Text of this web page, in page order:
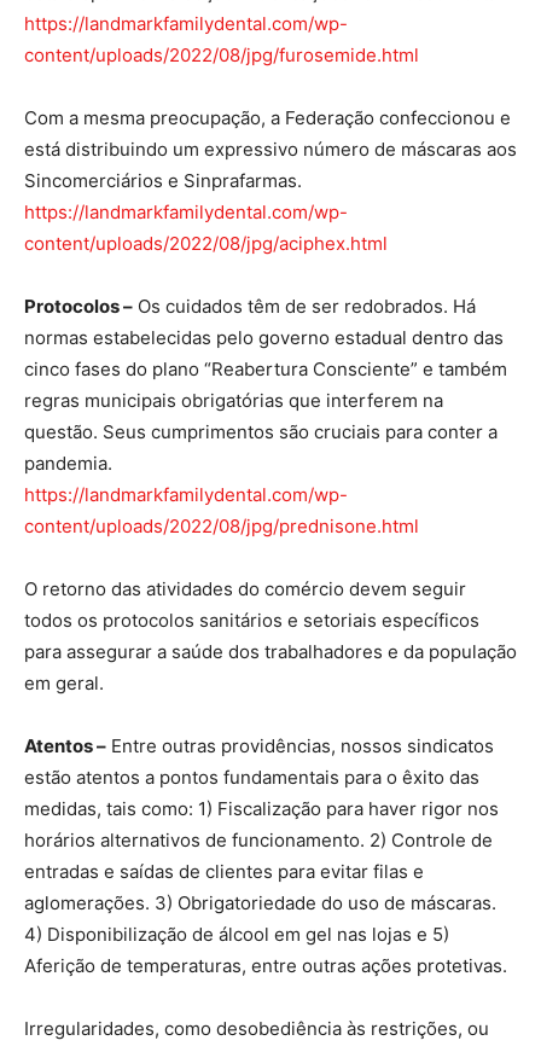
https://landmarkfamilydental.com/wp-
content/uploads/2022/08/jpg/furosemide.html
Com a mesma preocupação, a Federação confeccionou e
está distribuindo um expressivo número de máscaras aos
Sincomerciários e Sinprafarmas.
https://landmarkfamilydental.com/wp-
content/uploads/2022/08/jpg/aciphex.html
Protocolos – Os cuidados têm de ser redobrados. Há
normas estabelecidas pelo governo estadual dentro das
cinco fases do plano “Reabertura Consciente” e também
regras municipais obrigatórias que interferem na
questão. Seus cumprimentos são cruciais para conter a
pandemia.
https://landmarkfamilydental.com/wp-
content/uploads/2022/08/jpg/prednisone.html
O retorno das atividades do comércio devem seguir
todos os protocolos sanitários e setoriais específicos
para assegurar a saúde dos trabalhadores e da população
em geral.
Atentos – Entre outras providências, nossos sindicatos
estão atentos a pontos fundamentais para o êxito das
medidas, tais como: 1) Fiscalização para haver rigor nos
horários alternativos de funcionamento. 2) Controle de
entradas e saídas de clientes para evitar filas e
aglomerações. 3) Obrigatoriedade do uso de máscaras.
4) Disponibilização de álcool em gel nas lojas e 5)
Aferição de temperaturas, entre outras ações protetivas.
Irregularidades, como desobediência às restrições, ou